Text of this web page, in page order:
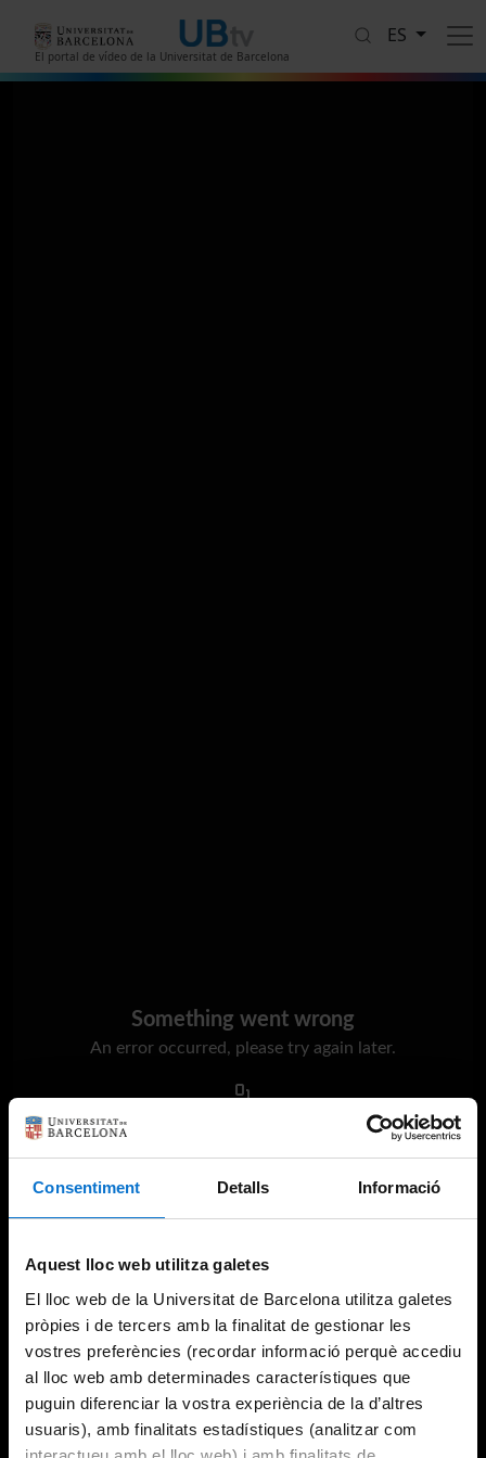
Consentiment Detalls Informació
Aquest lloc web utilitza galetes
El lloc web de la Universitat de Barcelona utilitza galetes
pròpies i de tercers amb la finalitat de gestionar les
vostres preferències (recordar informació perquè accediu
al lloc web amb determinades característiques que
puguin diferenciar la vostra experiència de la d’altres
usuaris), amb finalitats estadístiques (analitzar com
El portal de vídeo de la Universitat de Barcelona
ES
Something went wrong
An error occurred, please try again later.